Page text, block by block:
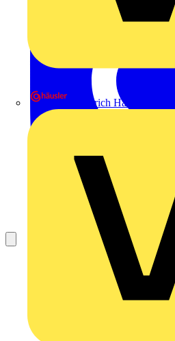
Heinrich Häusler GmbH